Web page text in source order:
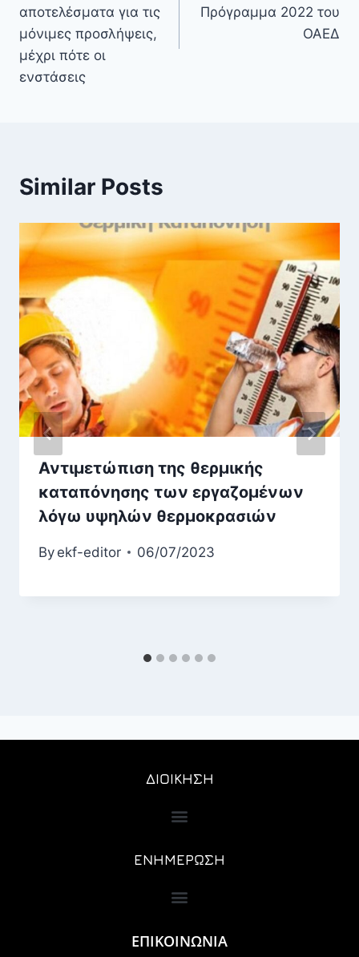
αποτελέσματα για τις
μόνιμες προσλήψεις,
μέχρι πότε οι
ενστάσεις
Πρόγραμμα 2022 του
ΟΑΕΔ
Similar Posts
Αντιμετώπιση της θερμικής
καταπόνησης των εργαζομένων
λόγω υψηλών θερμοκρασιών
By ekf-editor 06/07/2023
ΔΙΟΙΚΗΣΗ
ΕΝΗΜΕΡΩΣΗ
ΕΠΙΚΟΙΝΩΝΙΑ